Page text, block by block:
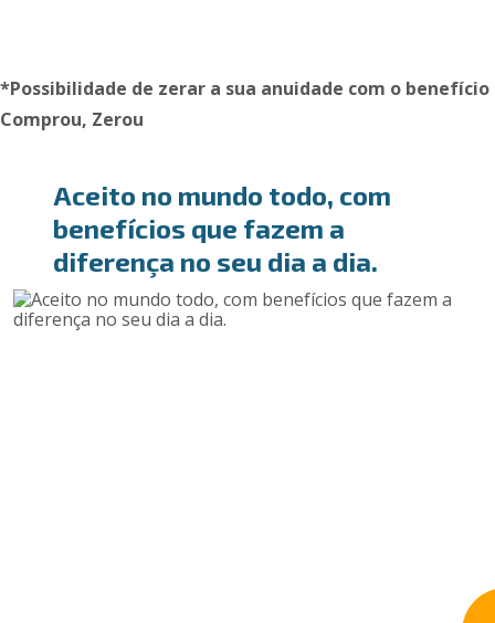
*Possibilidade de zerar a sua anuidade com o benefício
Comprou, Zerou
Aceito no mundo todo, com
benefícios que fazem a
diferença no seu dia a dia.